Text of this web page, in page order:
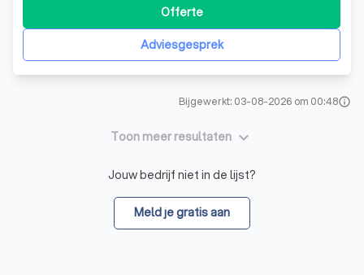
we onze klanten niet alleen voorzien van hoogwaardige
zonnestroomsystemen, maar ook van een uitstekende
service. Onze deskundige medewerkers
Adviesgesprek
Offerte
Bijgewerkt: 03-08-2026 om 00:48info
Toon meer resultaten keyboard_arrow_down
Jouw bedrijf niet in de lijst?
Meld je gratis aan